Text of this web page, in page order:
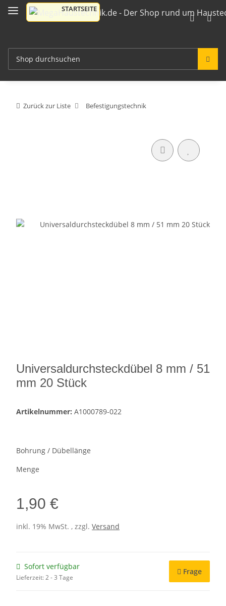
Zurück zur Liste Befestigungstechnik
Universaldurchsteckdübel 8 mm / 51
mm 20 Stück
Artikelnummer: A1000789-022
Bohrung / Dübellänge
Menge
1,90 €
inkl. 19% MwSt. , zzgl. Versand
Sofort verfügbar
Lieferzeit:2 - 3 Tage
Frage